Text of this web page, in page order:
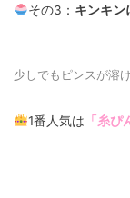
その3： キンキン
少しでもピンスが溶
1番人気は 「糸